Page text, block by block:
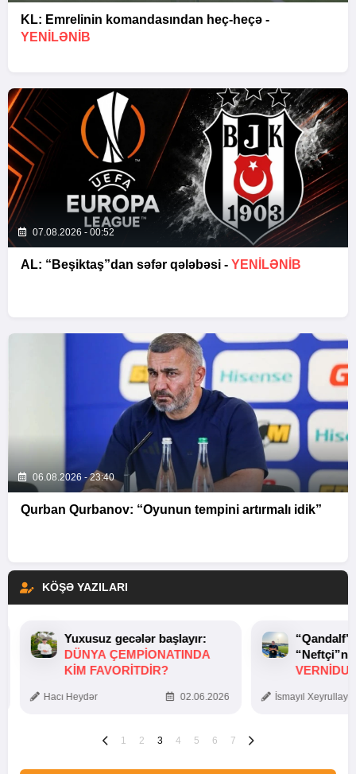
KL: Emrelinin komandasından heç-heçə -
YENİLƏNİB
07.08.2026 - 00:52
AL: “Beşiktaş”dan səfər qələbəsi - YENİLƏNİB
06.08.2026 - 23:40
Qurban Qurbanov: “Oyunun tempini artırmalı idik”
KÖŞƏ YAZILARI
Yuxusuz gecələr başlayır:
DÜNYA ÇEMPIONATINDA
KIM FAVORITDIR?
Hacı Heydər 02.06.2026 İsmayıl
1 2 3 4 5 6 7